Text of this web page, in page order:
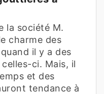
la société M.
charme des
il y a des
ci. Mais, il
et des
tendance à